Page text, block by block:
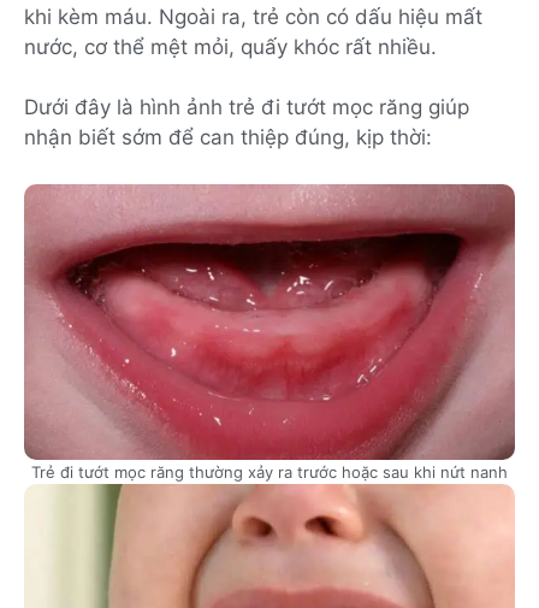
khi kèm máu. Ngoài ra, trẻ còn có dấu hiệu mất
nước, cơ thể mệt mỏi, quấy khóc rất nhiều.
Dưới đây là hình ảnh trẻ đi tướt mọc răng giúp
nhận biết sớm để can thiệp đúng, kịp thời:
Trẻ đi tướt mọc răng thường xảy ra trước hoặc sau khi nứt nanh